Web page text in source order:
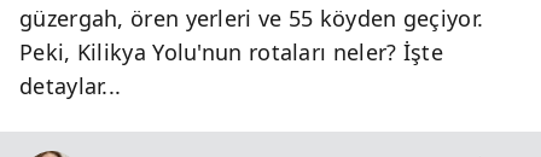
güzergah, ören yerleri ve 55 köyden geçiyor.
Peki, Kilikya Yolu'nun rotaları neler? İşte
detaylar...